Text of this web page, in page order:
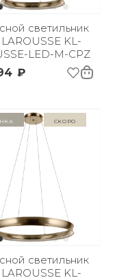
светильник
KL-
LED-M-CPZ
₽
Скоро
светильник
KL-